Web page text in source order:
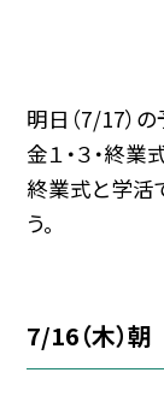
明日（7/17）
金１・３・終
終業式と学活
う。
7/16（木）朝